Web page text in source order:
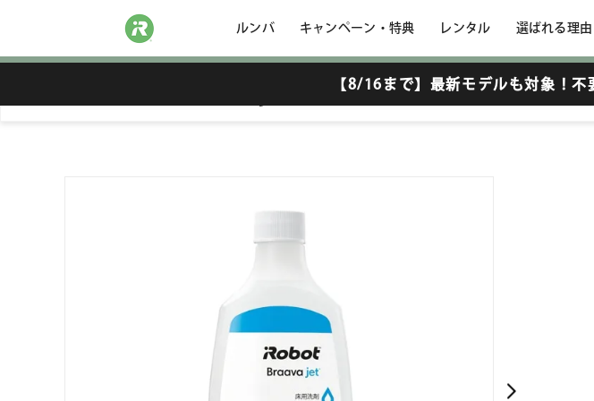
ルンバ キャンペーン・特典 レンタル 選ばれる理由
【8/16まで】最新モデルも対象！不
4632816 Braava jet 床用洗剤